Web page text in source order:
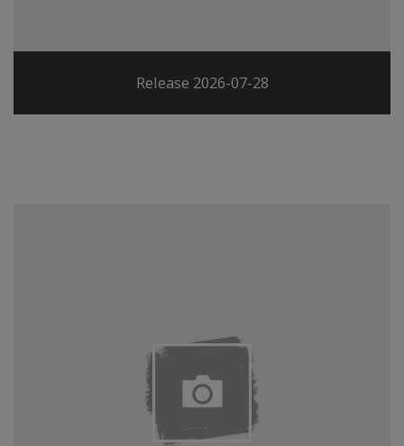
Release 2026-07-28